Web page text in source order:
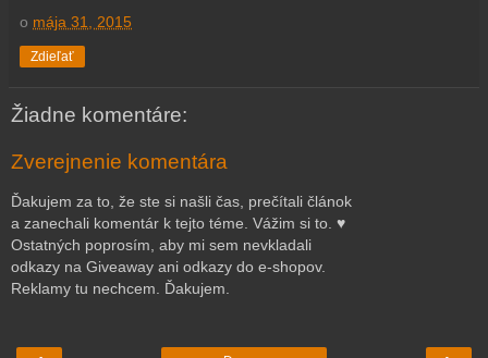
o mája 31, 2015
Zdieľať
Žiadne komentáre:
Zverejnenie komentára
Ďakujem za to, že ste si našli čas, prečítali článok
a zanechali komentár k tejto téme. Vážim si to. ♥
Ostatných poprosím, aby mi sem nevkladali
odkazy na Giveaway ani odkazy do e-shopov.
Reklamy tu nechcem. Ďakujem.